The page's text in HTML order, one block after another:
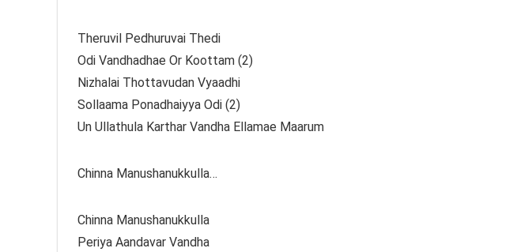
Theruvil Pedhuruvai Thedi
Odi Vandhadhae Or Koottam (2)
Nizhalai Thottavudan Vyaadhi
Sollaama Ponadhaiyya Odi (2)
Un Ullathula Karthar Vandha Ellamae Maarum
Chinna Manushanukkulla…
Chinna Manushanukkulla
Periya Aandavar Vandha